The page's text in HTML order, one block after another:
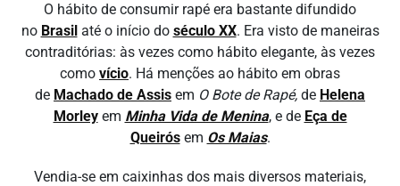
O hábito de consumir rapé era bastante difundido
no Brasilaté o início do século XX. Era visto de maneiras
contraditórias: às vezes como hábito elegante, às vezes
como vício. Há menções ao hábito em obras
de Machado de Assis em O Bote de Rapé, de Helena
Morleyem Minha Vida de Menina, e de Eça de
Queirósem Os Maias.
Vendia-se em caixinhas dos mais diversos materiais,